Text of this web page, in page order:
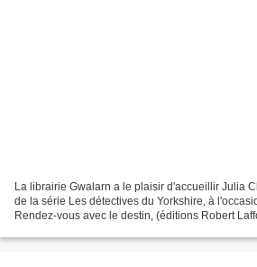
La librairie Gwalarn a le plaisir d'accueillir Julia
de la série Les détectives du Yorkshire, à
Rendez-vous avec le destin, (éditions Robert